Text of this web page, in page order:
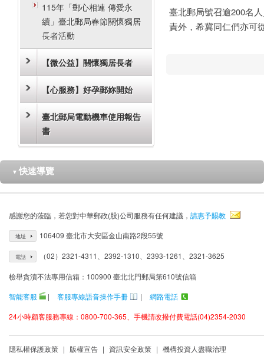
115年「郵心相連 傳愛永
續」臺北郵局春節關懷獨居
長者活動
【微公益】關懷獨居長者
【心服務】好孕郵妳開始
臺北郵局電動機車使用報告
書
臺北郵局號召逾200名
責外，希冀同仁們亦可
▼ 快速導覽
感謝您的蒞臨，若您對中華郵政(股)公司服務有任何建議， 請惠予賜教
地址 106409 臺北市大安區金山南路2段55號
電話 （02）2321-4311、2392-1310、2393-1261、2321-3625
檢舉貪瀆不法專用信箱：100900 臺北北門郵局第610號信箱
智能客服
| 客服專線語音操作手冊 |
網路電話
24小時顧客服務專線：0800-700-365、手機請改撥付費電話(04)2354-2030
隱私權保護政策 | 版權宣告 | 資訊安全政策 | 機構投資人盡職治理